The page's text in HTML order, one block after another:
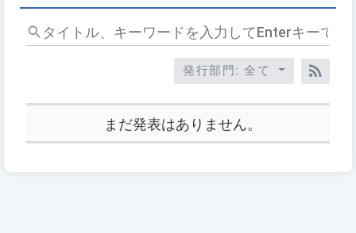
タ
イ
キ
ワ
発行部門: 全て
RSS
まだ発表はありません。